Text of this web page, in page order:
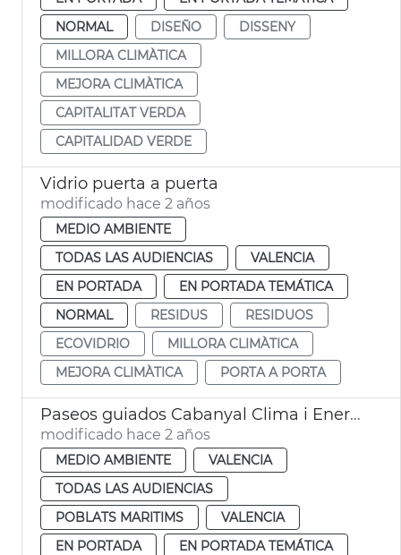
NORMAL
DISEÑO
DISSENY
MILLORA CLIMÀTICA
MEJORA CLIMÀTICA
CAPITALITAT VERDA
CAPITALIDAD VERDE
Vidrio puerta a puerta
modificado hace 2 años
MEDIO AMBIENTE
TODAS LAS AUDIENCIAS
VALENCIA
EN PORTADA
EN PORTADA TEMÁTICA
NORMAL
RESIDUS
RESIDUOS
ECOVIDRIO
MILLORA CLIMÀTICA
MEJORA CLIMÀTICA
PORTA A PORTA
Paseos guiados Cabanyal Clima i Energia
modificado hace 2 años
MEDIO AMBIENTE
VALENCIA
TODAS LAS AUDIENCIAS
POBLATS MARITIMS
VALENCIA
EN PORTADA
EN PORTADA TEMÁTICA